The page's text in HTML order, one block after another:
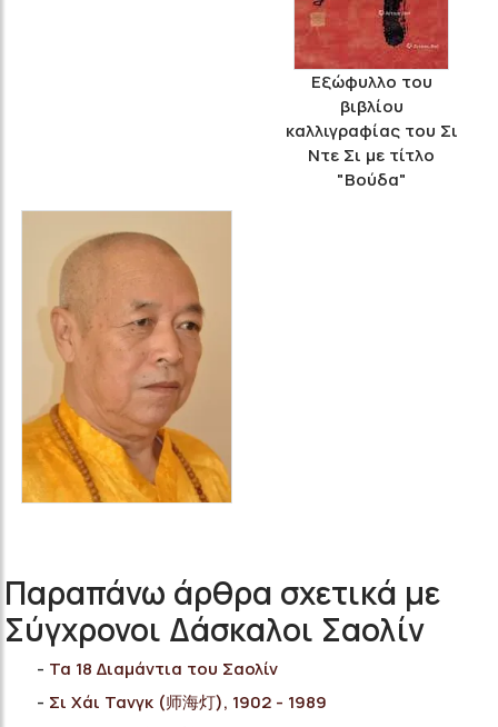
Εξώφυλλο του
βιβλίου
καλλιγραφίας του Σι
Ντε Σι με τίτλο
"Βούδα"
Παραπάνω άρθρα σχετικά με
Σύγχρονοι Δάσκαλοι Σαολίν
Τα 18 Διαμάντια του Σαολίν
Σι Χάι Τανγκ (师海灯), 1902 - 1989